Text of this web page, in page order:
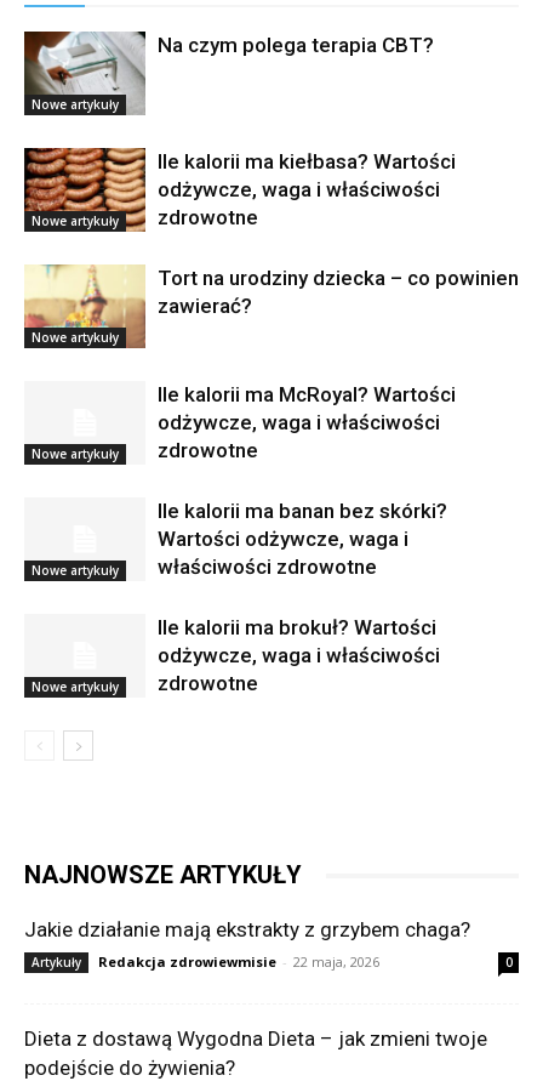
Nowe artykuły
Na czym polega terapia CBT?
Nowe artykuły
Ile kalorii ma kiełbasa? Wartości
odżywcze, waga i właściwości
zdrowotne
Nowe artykuły
Tort na urodziny dziecka – co powinien
zawierać?
Nowe artykuły
Ile kalorii ma McRoyal? Wartości
odżywcze, waga i właściwości
zdrowotne
Nowe artykuły
Ile kalorii ma banan bez skórki?
Wartości odżywcze, waga i
właściwości zdrowotne
Nowe artykuły
Ile kalorii ma brokuł? Wartości
odżywcze, waga i właściwości
zdrowotne
NAJNOWSZE ARTYKUŁY
Jakie działanie mają ekstrakty z grzybem chaga?
Artykuły Redakcja zdrowiewmisie - 22 maja, 2026 0
Dieta z dostawą Wygodna Dieta – jak zmieni twoje
podejście do żywienia?